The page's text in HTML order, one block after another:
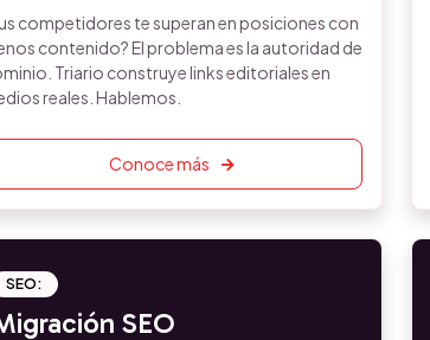
competidores te superan en posiciones con
contenido? El problema es la autoridad de
Triario construye links editoriales en
reales. Hablemos.
Conoce más
SEO:
SEO